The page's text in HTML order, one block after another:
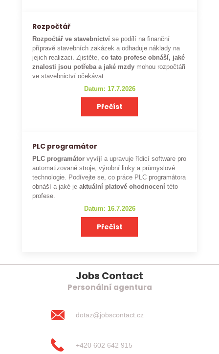
Rozpočtář
Rozpočtář ve stavebnictví se podílí na finanční
přípravě stavebních zakázek a odhaduje náklady na
jejich realizaci. Zjistěte,co tato profese obnáší, jaké
znalosti jsou potřeba a jaké mzdy mohou rozpočtáři
ve stavebnictví očekávat.
Datum: 17.7.2026
Přečíst
PLC programátor
PLC programátor vyvíjí a upravuje řídicí software pro
automatizované stroje, výrobní linky a průmyslové
technologie. Podívejte se, co práce PLC programátora
obnáší a jaké je aktuální platové ohodnocení této
profese.
Datum: 16.7.2026
Přečíst
Jobs Contact
Personální agentura
dotaz@jobscontact.cz
+420 602 642 915